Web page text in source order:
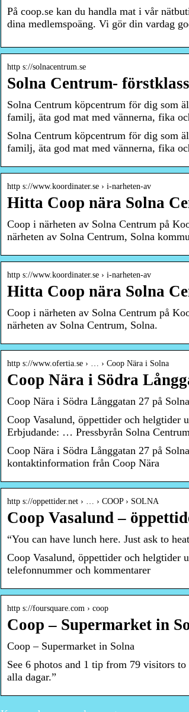
På coop.se kan du handla mat i vår
dina medlemspoäng. Vi gör din vardag
http s://solnacentrum.se
Solna Centrum-
Solna Centrum köpcentrum för dig som
familj, äta god mat med vännerna, fika
Solna Centrum köpcentrum för dig som
familj, äta god mat med vännerna, fika
http s://www.koordinater.se › i-narheten-av
Hitta Coop nära Solna
Coop i närheten av Solna Centrum på
närheten av Solna Centrum, Solna
http s://www.koordinater.se › i-narheten-av
Hitta Coop nära Solna
Coop i närheten av Solna Centrum på
närheten av Solna Centrum, Solna.
http s://www.ofertia.se › … › Coop Nära i Solna
Coop Nära i Södra
Coop Nära i Södra Långgatan 27 på
Coop Vasalund, öppettider och
Erbjudande: … Pressbyrån Solna
Coop Nära i Södra Långgatan 27 på
kontaktinformation från Coop Nära
http s://oppettider.net › … › COOP › SOLNA
Coop Vasalund –
“You can have lunch here. Just ask to
Coop Vasalund, öppettider och helgtider
telefonnummer och kommentarer
http s://foursquare.com › coop
Coop – Supermarket in
Coop – Supermarket in Solna
See 6 photos and 1 tip from 79 visitors
alla dagar.”